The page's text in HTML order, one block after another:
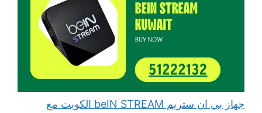
جهاز بي ان ستريم beIN STREAM الكويت مع